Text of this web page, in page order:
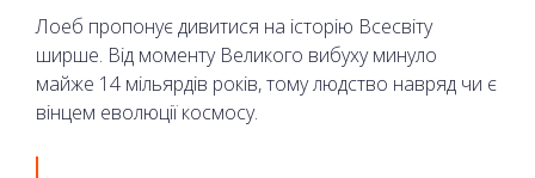
Лоеб пропонує дивитися на історію Всесвіту
ширше. Від моменту Великого вибуху минуло
майже 14 мільярдів років, тому людство навряд чи є
вінцем еволюції космосу.